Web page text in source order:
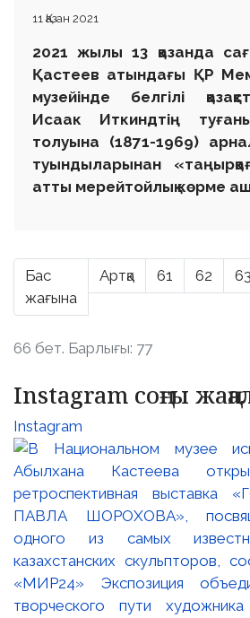
11 Қазан 2021
2021 жылы 13 қазанда
Қастеев атындағы ҚР
музейінде белгілі
Исаак Иткиндтің
толуына (1871-1969)
туындыларынан
атты мерейтойлық көрме
Бас
жағына
Артқа 61 62 63
66 бет. Барлығы: 77
Instagram соңғы
Instagram